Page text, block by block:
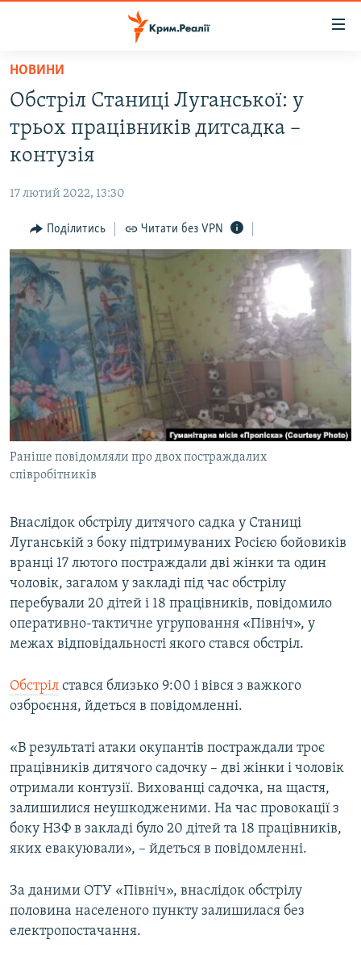
Перейти
основного
матеріалу
Перейти
до
основної
Перейти
до
пошуку
НОВИНИ
ВОДА.КРИМ
ВІДЕО ТА ФОТО
БЛОГИ
ПОГЛЯД
ІНТЕРВ'Ю
ВСЕ ЗА ДЕНЬ
СПЕЦПРОЕКТИ
ДЕПОРТАЦІЯ
ВІДЕОУРОКИ «ELIFBE»
СВІДЧЕННЯ ОКУПАЦІЇ
УКРАЇНСЬКА ПРОБЛЕМА КРИМУ
ІНФОГРАФІКА
ЯК ОБІЙТИ БЛОКУВАННЯ
Русский
Qırımtatar
ДОЛУЧАЙСЯ!
Усі сайти RFE/RL
НОВИНИ
Обстріл Станиці Луганської: у
трьох працівників дитсадка –
контузія
17 лютий 2022, 13:30
Поділитись Читати без VPN
Раніше повідомляли про двох постраждалих
співробітників
Внаслідок обстрілу дитячого садка у Станиці
Луганській з боку підтримуваних Росією бойовиків
вранці 17 лютого постраждали дві жінки та один
чоловік, загалом у закладі під час обстрілу
перебували 20 дітей і 18 працівників, повідомило
оперативно-тактичне угруповання «Північ», у
межах відповідальності якого стався обстріл.
Обстріл стався близько 9:00 і вівся з важкого
озброєння, йдеться в повідомленні.
«В результаті атаки окупантів постраждали троє
працівників дитячого садочку – дві жінки і чоловік
отримали контузії. Вихованці садочка, на щастя,
залишилися неушкодженими. На час провокації з
боку НЗФ в закладі було 20 дітей та 18 працівників,
яких евакуювали», – йдеться в повідомленні.
За даними ОТУ «Північ», внаслідок обстрілу
половина населеного пункту залишилася без
електропостачання.